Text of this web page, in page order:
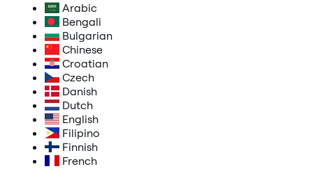
Arabic
Bengali
Bulgarian
Chinese
Croatian
Czech
Danish
Dutch
English
Filipino
Finnish
French